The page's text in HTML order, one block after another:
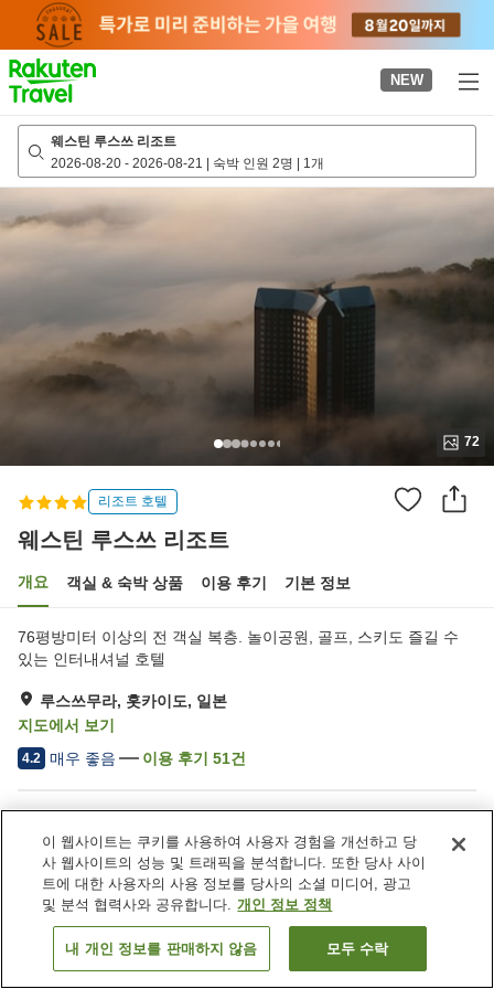
page
NEW
웨스틴 루스쓰 리조트
2026-08-20 - 2026-08-21 | 숙박 인원 2명 | 1개
72
리조트 호텔
웨스틴 루스쓰 리조트
개요 객실 & 숙박 상품 이용 후기 기본 정보
76평방미터 이상의 전 객실 복층. 놀이공원, 골프, 스키도 즐길 수
있는 인터내셔널 호텔
루스쓰무라, 홋카이도, 일본
지도에서 보기
4.2 매우 좋음 이용 후기 51건
주차장
사우나
스파 / 미용실
피트니스 클럽 / 헬스장
객실 보기
이 웹사이트는 쿠키를 사용하여 사용자 경험을 개선하고 당
사 웹사이트의 성능 및 트래픽을 분석합니다. 또한 당사 사이
트에 대한 사용자의 사용 정보를 당사의 소셜 미디어, 광고
및 분석 협력사와 공유합니다. 개인 정보 정책
내 개인 정보를 판매하지 않음 모두 수락